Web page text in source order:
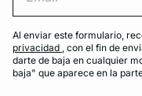
Al enviar este formulario,
privacidad , con el fin de
darte de baja en cualquier
baja" que aparece en la